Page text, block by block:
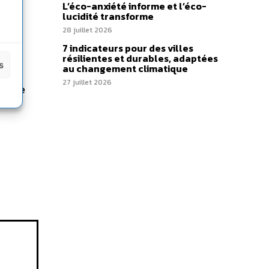
voie
L’éco-anxiété informe et l’éco-
lucidité transforme
28 juillet 2026
7 indicateurs pour des villes
résilientes et durables, adaptées
au changement climatique
27 juillet 2026